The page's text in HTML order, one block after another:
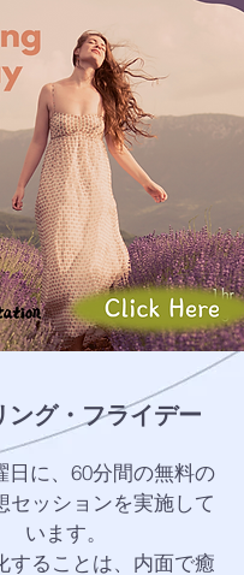
ング・フライデー
日に、60分間の無料の
セッションを実施して
います。
することは、内面で癒